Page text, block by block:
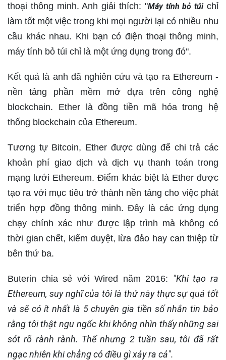
thoại thông minh. Anh giải thích: "Máy tính bỏ túichỉ
làm tốt một việc trong khi mọi người lại có nhiều nhu
cầu khác nhau. Khi bạn có điện thoại thông minh,
máy tính bỏ túi chỉ là một ứng dụng trong đó".
Kết quả là anh đã nghiên cứu và tạo ra Ethereum -
nền tảng phần mềm mở dựa trên công nghệ
blockchain. Ether là đồng tiền mã hóa trong hệ
thống blockchain của Ethereum.
Tương tự Bitcoin, Ether được dùng để chi trả các
khoản phí giao dịch và dịch vụ thanh toán trong
mạng lưới Ethereum. Điểm khác biệt là Ether được
tạo ra với mục tiêu trở thành nền tảng cho việc phát
triển hợp đồng thông minh. Đây là các ứng dụng
chạy chính xác như được lập trình mà không có
thời gian chết, kiểm duyệt, lừa đảo hay can thiệp từ
bên thứ ba.
Buterin chia sẻ với Wired năm 2016: "Khi tạo ra
Ethereum, suy nghĩ của tôi là thứ này thực sự quá tốt
và sẽ có ít nhất là 5 chuyên gia tiền số nhắn tin bảo
rằng tôi thật ngu ngốc khi không nhìn thấy những sai
sót rõ rành rành. Thế nhưng 2 tuần sau, tôi đã rất
ngạc nhiên khi chẳng có điều gì xảy ra cả".